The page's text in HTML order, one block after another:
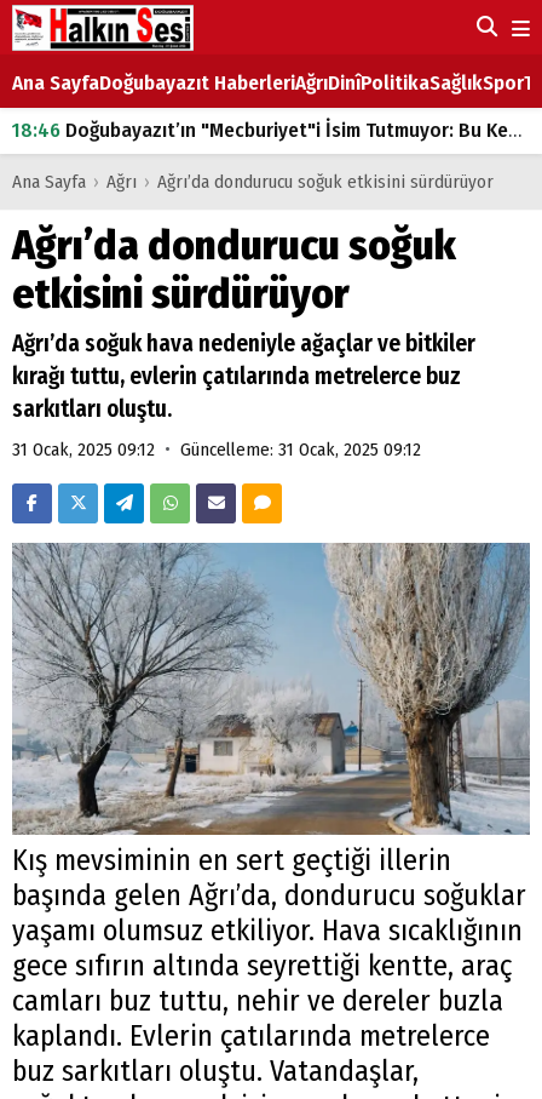
Ana SayfaDoğubayazıt HaberleriAğrıDinîPolitikaSağlıkSpor
18:46 Doğubayazıt’ın "Mecburiyet"i İsim Tutmuyor: Bu Kez de Mem u Zîn Oldu!
07:53Doğubayazıt’ta Ekmek Fiyatlarına Zam
07:16 Doğubayazıt'ta çocukların sırtındaki ağır yük
07:00 DEVLET ve HÜKÜMET
18:29ÇARŞI CADDESİ YAZ BOZ TAHTASI
Ana Sayfa › Ağrı › Ağrı’da dondurucu soğuk etkisini sürdürüyor
Ağrı’da dondurucu soğuk
etkisini sürdürüyor
Ağrı’da soğuk hava nedeniyle ağaçlar ve bitkiler
kırağı tuttu, evlerin çatılarında metrelerce buz
sarkıtları oluştu.
31 Ocak, 2025 09:12 • Güncelleme: 31 Ocak, 2025 09:12
Kış mevsiminin en sert geçtiği illerin
başında gelen Ağrı’da, dondurucu soğuklar
yaşamı olumsuz etkiliyor. Hava sıcaklığının
gece sıfırın altında seyrettiği kentte, araç
camları buz tuttu, nehir ve dereler buzla
kaplandı. Evlerin çatılarında metrelerce
buz sarkıtları oluştu. Vatandaşlar,